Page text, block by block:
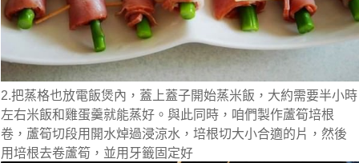
2.把蒸格也放電飯煲內，蓋上蓋子開始蒸米飯，大約需要半小時
左右米飯和雞蛋羹就能蒸好。與此同時，咱們製作蘆筍培根
卷，蘆筍切段用開水焯過浸涼水，培根切大小合適的片，然後
用培根去卷蘆筍，並用牙籤固定好